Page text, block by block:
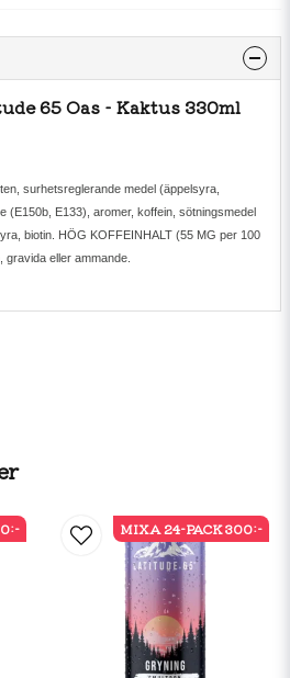
MIXA 24-PACK 300:-
65 Oas - Kaktus 330ml
surhetsreglerande medel (äppelsyra,
(E150b, E133), aromer, koffein, sötningsmedel
biotin. HÖG KOFFEINHALT (55 MG per 100
gravida eller ammande.